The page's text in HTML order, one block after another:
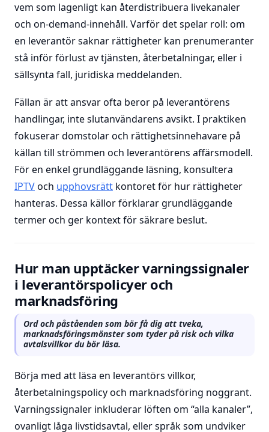
vem som lagenligt kan återdistribuera livekanaler
och on-demand-innehåll. Varför det spelar roll: om
en leverantör saknar rättigheter kan prenumeranter
stå inför förlust av tjänsten, återbetalningar, eller i
sällsynta fall, juridiska meddelanden.
Fällan är att ansvar ofta beror på leverantörens
handlingar, inte slutanvändarens avsikt. I praktiken
fokuserar domstolar och rättighetsinnehavare på
källan till strömmen och leverantörens affärsmodell.
För en enkel grundläggande läsning, konsultera
IPTVoch upphovsrätt kontoret för hur rättigheter
hanteras. Dessa källor förklarar grundläggande
termer och ger kontext för säkrare beslut.
Hur man upptäcker varningssignaler
i leverantörspolicyer och
marknadsföring
Ord och påståenden som bör få dig att tveka,
marknadsföringsmönster som tyder på risk och vilka
avtalsvillkor du bör läsa.
Börja med att läsa en leverantörs villkor,
återbetalningspolicy och marknadsföring noggrant.
Varningssignaler inkluderar löften om “alla kanaler”,
ovanligt låga livstidsavtal, eller språk som undviker